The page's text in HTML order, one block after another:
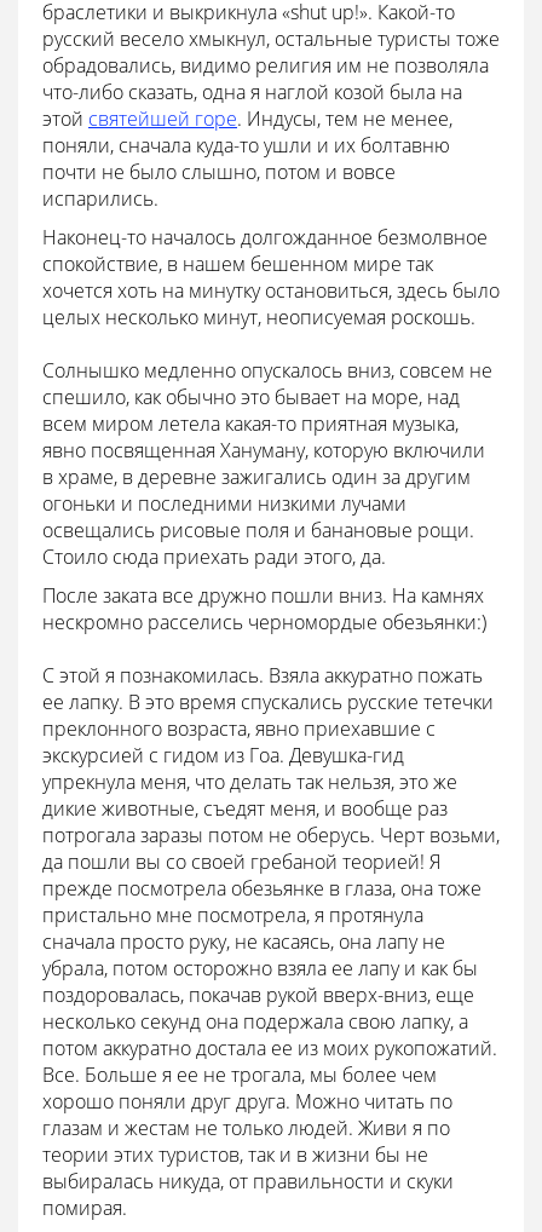
браслетики и выкрикнула «shut up!». Какой-то
русский весело хмыкнул, остальные туристы тоже
обрадовались, видимо религия им не позволяла
что-либо сказать, одна я наглой козой была на
этой святейшей горе. Индусы, тем не менее,
поняли, сначала куда-то ушли и их болтавню
почти не было слышно, потом и вовсе
испарились.
Наконец-то началось долгожданное безмолвное
спокойствие, в нашем бешенном мире так
хочется хоть на минутку остановиться, здесь было
целых несколько минут, неописуемая роскошь.
Солнышко медленно опускалось вниз, совсем не
спешило, как обычно это бывает на море, над
всем миром летела какая-то приятная музыка,
явно посвященная Хануману, которую включили
в храме, в деревне зажигались один за другим
огоньки и последними низкими лучами
освещались рисовые поля и банановые рощи.
Стоило сюда приехать ради этого, да.
После заката все дружно пошли вниз. На камнях
нескромно расселись черномордые обезьянки:)
С этой я познакомилась. Взяла аккуратно пожать
ее лапку. В это время спускались русские тетечки
преклонного возраста, явно приехавшие с
экскурсией с гидом из Гоа. Девушка-гид
упрекнула меня, что делать так нельзя, это же
дикие животные, съедят меня, и вообще раз
потрогала заразы потом не оберусь. Черт возьми,
да пошли вы со своей гребаной теорией! Я
прежде посмотрела обезьянке в глаза, она тоже
пристально мне посмотрела, я протянула
сначала просто руку, не касаясь, она лапу не
убрала, потом осторожно взяла ее лапу и как бы
поздоровалась, покачав рукой вверх-вниз, еще
несколько секунд она подержала свою лапку, а
потом аккуратно достала ее из моих рукопожатий.
Все. Больше я ее не трогала, мы более чем
хорошо поняли друг друга. Можно читать по
глазам и жестам не только людей. Живи я по
теории этих туристов, так и в жизни бы не
выбиралась никуда, от правильности и скуки
помирая.